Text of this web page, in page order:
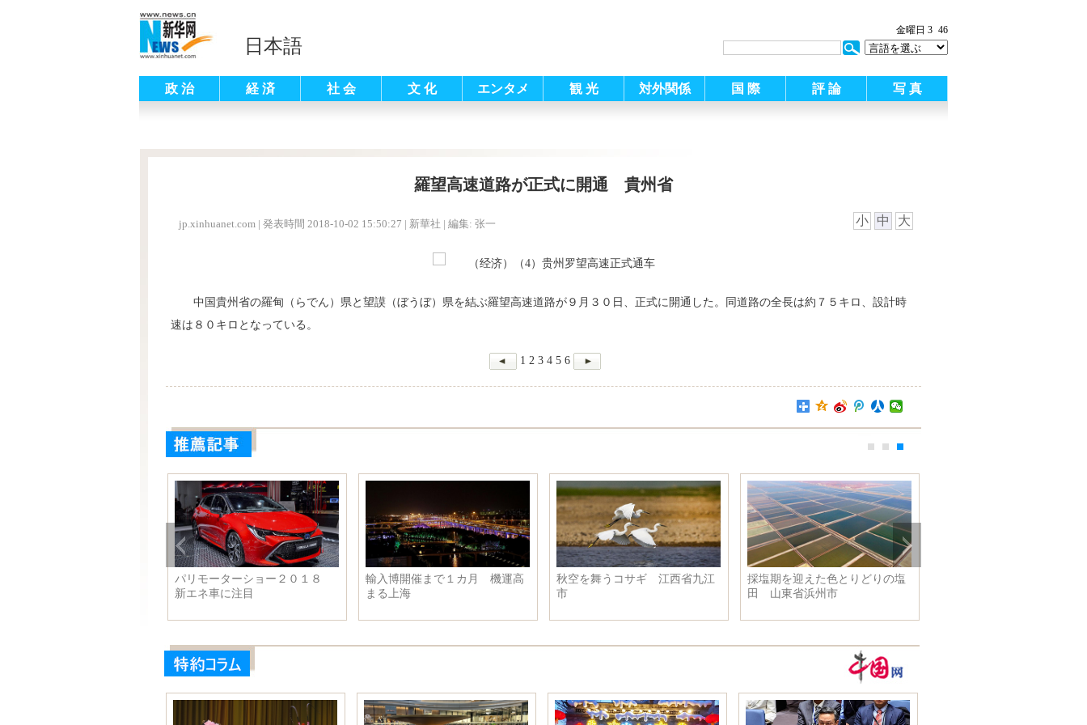
日本語
金曜日 3 46
政 治 経 済 社 会 文 化 エンタメ 観 光 対外関係 国 際 評 論 写 真
羅望高速道路が正式に開通 貴州省
jp.xinhuanet.com | 発表時間 2018-10-02 15:50:27 | 新華社 | 編集: 张一 小 中 大
中国貴州省の羅甸（らでん）県と望謨（ぼうぼ）県を結ぶ羅望高速道路が９月３０日、正式に開通した。同道路の全長は約７５キロ、設計時
速は８０キロとなっている。
1 2 3 4 5 6
パリモーターショー２０１８
新エネ車に注目
輸入博開催まで１カ月 機運高
まる上海
秋空を舞うコサギ 江西省九江
市
採塩期を迎えた色とりどりの塩
田 山東省浜州市